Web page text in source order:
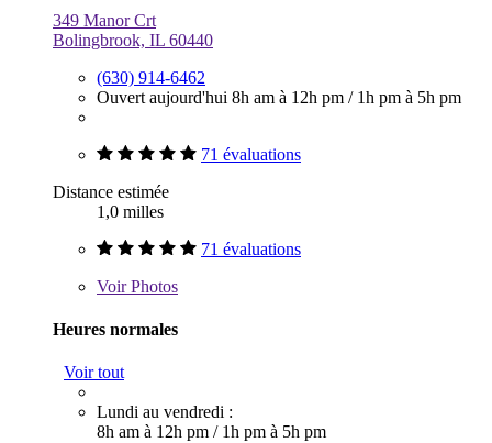
349 Manor Crt
Bolingbrook, IL 60440
(630) 914-6462
Ouvert aujourd'hui 8h am à 12h pm / 1h pm à 5h pm
71 évaluations
Distance estimée
1,0 milles
71 évaluations
VoirPhotos
Heures normales
Voir tout
Lundi au vendredi :
8h am à 12h pm / 1h pm à 5h pm